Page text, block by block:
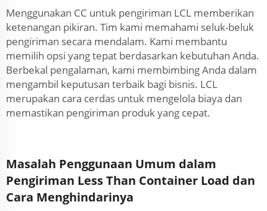
Menggunakan CC untuk pengiriman LCL memberikan
ketenangan pikiran. Tim kami memahami seluk-beluk
pengiriman secara mendalam. Kami membantu
memilih opsi yang tepat berdasarkan kebutuhan Anda.
Berbekal pengalaman, kami membimbing Anda dalam
mengambil keputusan terbaik bagi bisnis. LCL
merupakan cara cerdas untuk mengelola biaya dan
memastikan pengiriman produk yang cepat.
Masalah Penggunaan Umum dalam
Pengiriman Less Than Container Load dan
Cara Menghindarinya